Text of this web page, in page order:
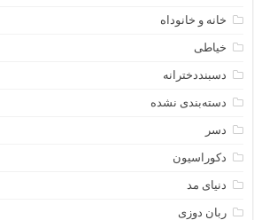
خانه و خانوداه
خیاطی
دسبنددخترانه
دسته‌بندی نشده
دسر
دکوراسیون
دنیای مد
ربان دوزی